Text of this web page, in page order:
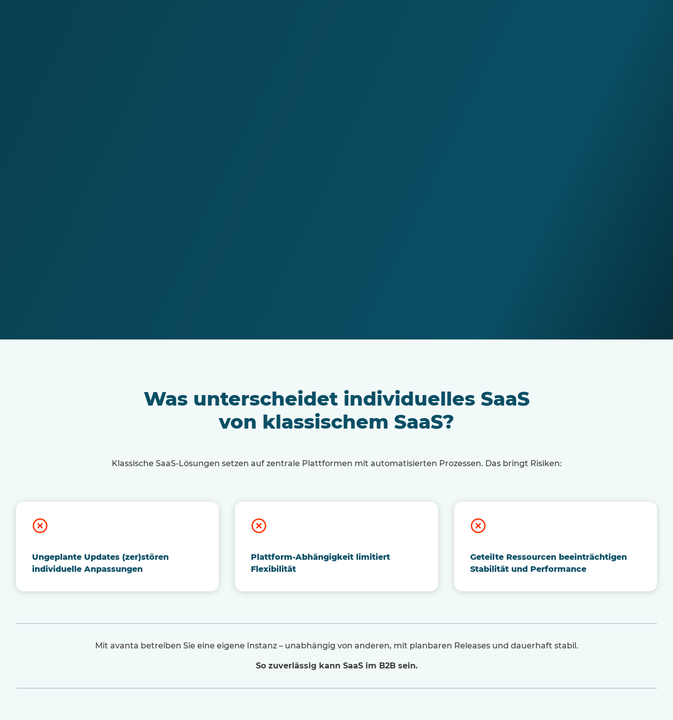
Was unterscheidet individuelles SaaS
von klassischem SaaS?
Klassische SaaS-Lösungen setzen auf zentrale Plattformen mit automatisierten Prozessen. Das bringt Risiken:
Ungeplante Updates (zer)stören
individuelle Anpassungen
Plattform-Abhängigkeit limitiert
Flexibilität
Geteilte Ressourcen beeinträchtigen
Stabilität und Performance
Mit avanta betreiben Sie eine eigene Instanz – unabhängig von anderen, mit planbaren Releases und dauerhaft stabil.
So zuverlässig kann SaaS im B2B sein.